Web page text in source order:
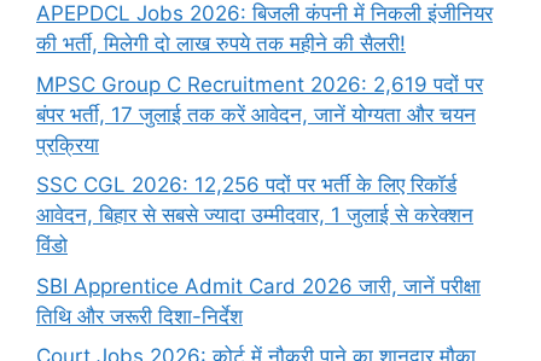
APEPDCL Jobs 2026: बिजली कंपनी में निकली इंजीनियर
की भर्ती, मिलेगी दो लाख रुपये तक महीने की सैलरी!
MPSC Group C Recruitment 2026: 2,619 पदों पर
बंपर भर्ती, 17 जुलाई तक करें आवेदन, जानें योग्यता और चयन
प्रक्रिया
SSC CGL 2026: 12,256 पदों पर भर्ती के लिए रिकॉर्ड
आवेदन, बिहार से सबसे ज्यादा उम्मीदवार, 1 जुलाई से करेक्शन
विंडो
SBI Apprentice Admit Card 2026 जारी, जानें परीक्षा
तिथि और जरूरी दिशा-निर्देश